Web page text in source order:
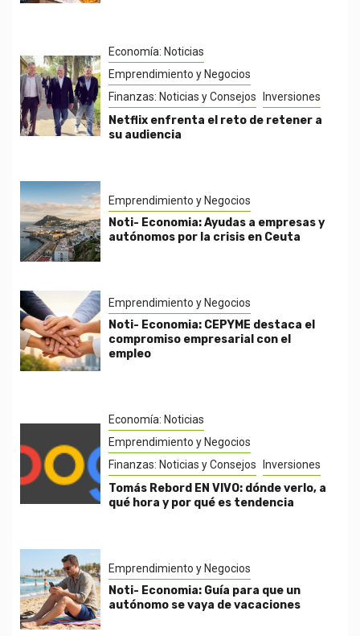
Economía: Noticias
Emprendimiento y Negocios
Finanzas: Noticias y Consejos
Inversiones
Netflix enfrenta el reto de retener a
su audiencia
Emprendimiento y Negocios
Noti- Economia: Ayudas a empresas y
autónomos por la crisis en Ceuta
Emprendimiento y Negocios
Noti- Economia: CEPYME destaca el
compromiso empresarial con el
empleo
Economía: Noticias
Emprendimiento y Negocios
Finanzas: Noticias y Consejos
Inversiones
Tomás Rebord EN VIVO: dónde verlo, a
qué hora y por qué es tendencia
Emprendimiento y Negocios
Noti- Economia: Guía para que un
autónomo se vaya de vacaciones